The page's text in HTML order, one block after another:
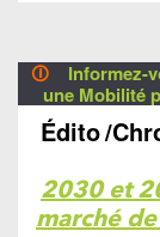
🛈
Informez-
une Mobilité
Édito/
2030 et
marché